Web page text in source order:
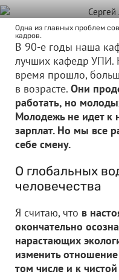
Одна из главных проблем
кадров.
В 90-е годы наша
лучших кафедр УПИ.
время прошло,
в возрасте. Они
работать, но
Молодежь не идет к
зарплат. Но мы все
себе смену.
О глобальных
человечества
Я считаю, что в
окончательно
нарастающих
изменить
том числе и к